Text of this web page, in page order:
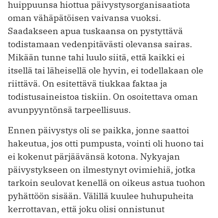
huippuunsa hiottua päivystysorganisaatiota
oman vähäpätöisen vaivansa vuoksi.
Saadakseen apua tuskaansa on pystyttävä
todistamaan vedenpitävästi olevansa sairas.
Mikään tunne tahi luulo siitä, että kaikki ei
itsellä tai läheisellä ole hyvin, ei todellakaan ole
riittävä. On esitettävä tiukkaa faktaa ja
todistusaineistoa tiskiin. On osoitettava oman
avunpyyntönsä tarpeellisuus.
Ennen päivystys oli se paikka, jonne saattoi
hakeutua, jos otti pumpusta, vointi oli huono tai
ei kokenut pärjäävänsä kotona. Nykyajan
päivystykseen on ilmestynyt ovimiehiä, jotka
tarkoin seulovat kenellä on oikeus astua tuohon
pyhättöön sisään. Välillä kuulee huhupuheita
kerrottavan, että joku olisi onnistunut